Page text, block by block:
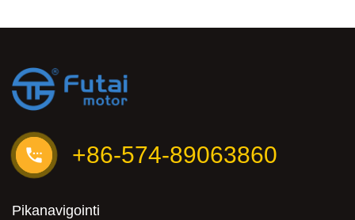
+86-574-89063860
Pikanavigointi